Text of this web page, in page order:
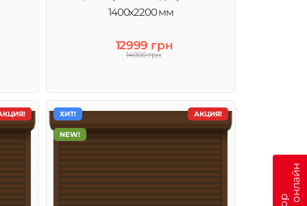
1400х2200 мм
12999 грн
14000 грн
АКЦИЯ!
ХИТ!
NEW!